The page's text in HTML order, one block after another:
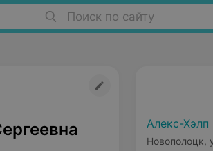
Поиск по сайту
Алекс-Хэлп
Новополоцк,